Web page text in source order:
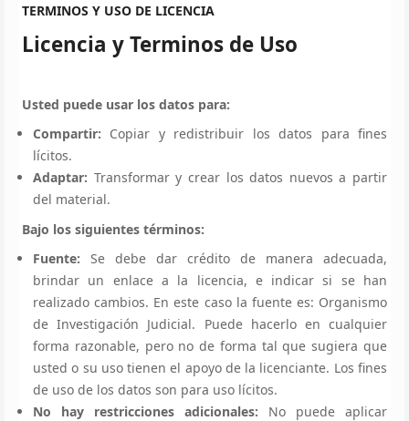
TERMINOS Y USO DE LICENCIA
Licencia y Terminos de Uso
Usted puede usar los datos para:
Compartir: Copiar y redistribuir los datos para fines
lícitos.
Adaptar: Transformar y crear los datos nuevos a partir
del material.
Bajo los siguientes términos:
Fuente: Se debe dar crédito de manera adecuada,
brindar un enlace a la licencia, e indicar si se han
realizado cambios. En este caso la fuente es: Organismo
de Investigación Judicial. Puede hacerlo en cualquier
forma razonable, pero no de forma tal que sugiera que
usted o su uso tienen el apoyo de la licenciante. Los fines
de uso de los datos son para uso lícitos.
No hay restricciones adicionales: No puede aplicar